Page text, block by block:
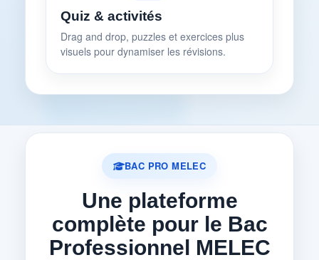
Quiz & activités
Drag and drop, puzzles et exercices plus
visuels pour dynamiser les révisions.
BAC PRO MELEC
Une plateforme
complète pour le Bac
Professionnel MELEC